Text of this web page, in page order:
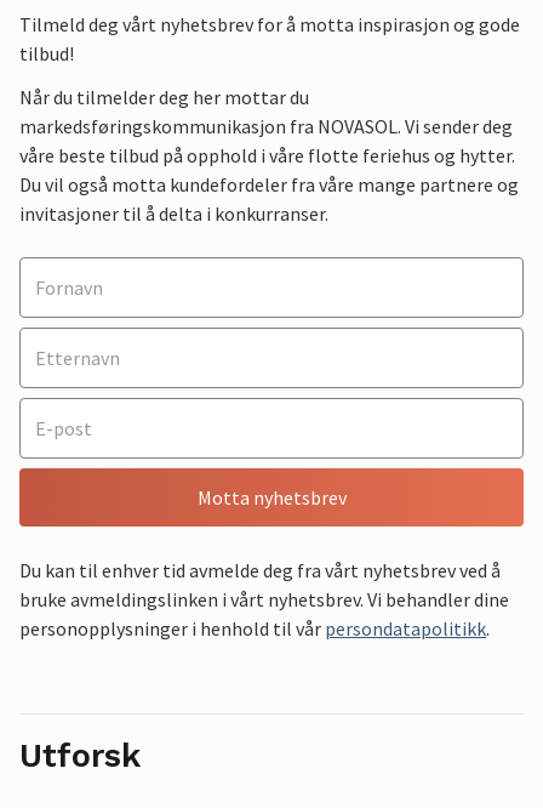
Tilmeld deg vårt nyhetsbrev for å motta inspirasjon og gode
tilbud!
Når du tilmelder deg her mottar du
markedsføringskommunikasjon fra NOVASOL. Vi sender deg
våre beste tilbud på opphold i våre flotte feriehus og hytter.
Du vil også motta kundefordeler fra våre mange partnere og
invitasjoner til å delta i konkurranser.
Motta nyhetsbrev
Du kan til enhver tid avmelde deg fra vårt nyhetsbrev ved å
bruke avmeldingslinken i vårt nyhetsbrev. Vi behandler dine
personopplysninger i henhold til vår persondatapolitikk.
Utforsk